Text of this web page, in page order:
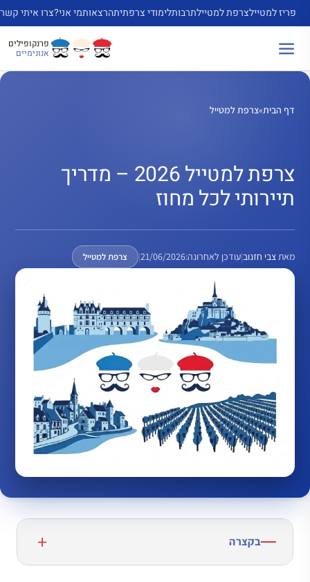
לדלג
לתוכן
פריז למטיילצרפת למטיילתרבותלימודי צרפתיתהרצאותמי אני?צרו איתי קשר
פרנקופילים
אנונימיים
דף הבית»צרפת למטייל
צרפת למטייל 2026 – מדריך
תיירותי לכל מחוז
מאתצבי חזנוב|עודכן לאחרונה:21/06/2026
| צרפת למטייל
בקצרה